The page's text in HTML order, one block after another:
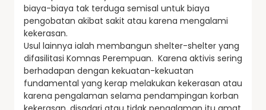
biaya-biaya tak terduga semisal untuk biaya
pengobatan akibat sakit atau karena mengalami
kekerasan.
Usul lainnya ialah membangun shelter-shelter yang
difasilitasi Komnas Perempuan. Karena aktivis sering
berhadapan dengan kekuatan-kekuatan
fundamental yang kerap melakukan kekerasan atau
karena pengalaman selama pendampingan korban